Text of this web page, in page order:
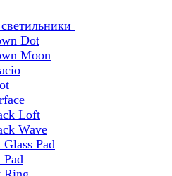
Dot
Moon
Loft
Wave
Pad